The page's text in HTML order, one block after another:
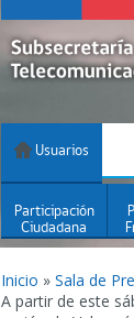
Usuarios
Participación
Ciudadana
Inicio » Sala de
A partir de este